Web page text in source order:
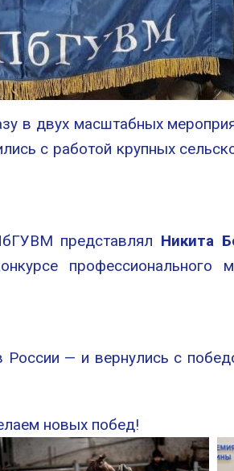
в двух масштабных
с работой крупных
представлял Никита
профессионального
России — и вернулись с
новых побед!